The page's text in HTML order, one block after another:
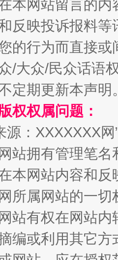
本网站留言的内
反映投诉报料
的行为而直接
/大众/民众话语
定期更新本声明
权权属问题：
源：XXXXXXX
站拥有管理笔
本网站内容和
所属网站的一
站有权在网站
编或利用其它